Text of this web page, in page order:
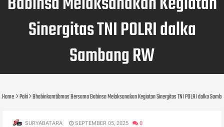
Sinergitas TNI POLRI dalka
Sambang RW
Home Polri Bhabinkamtibmas Bersama Babinsa Melaksanakan Kegiatan Sinergitas TNI POLRI dalka
SURYABATARA SEPTEMBER 05, 2025 0